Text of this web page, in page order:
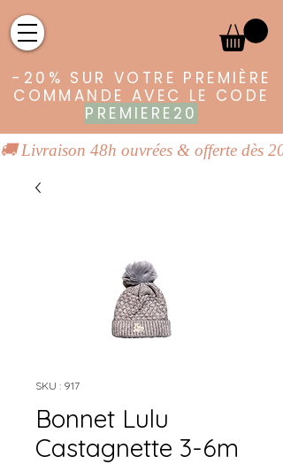
-20% SUR VOTRE PREMIÈRE
COMMANDE AVEC LE CODE
PREMIERE20
🚚 Livraison 48h ouvrées & offerte dès
SKU : 917
Bonnet Lulu
Castagnette 3-6m